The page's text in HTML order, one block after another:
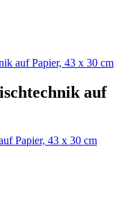
auf Papier, 43 x 30 cm
auf